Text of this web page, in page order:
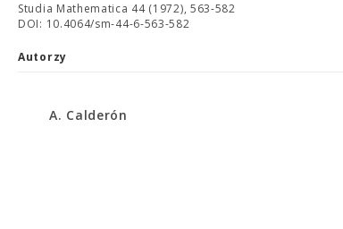
Studia Mathematica 44 (1972), 563-582
DOI: 10.4064/sm-44-6-563-582
Autorzy
A. Calderón